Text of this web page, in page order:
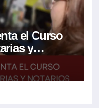
el Curso
y
2026